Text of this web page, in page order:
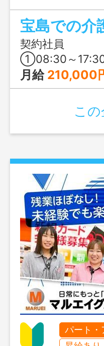
で、一人ひとり
宝島での介
契約社員
①08:30～17:30
月給 210,000円〜240,000円 【
こ
パート・